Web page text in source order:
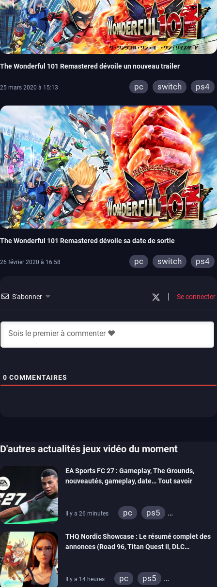
The Wonderful 101 Remastered dévoile un nouveau trailer
25 mars 2020 à 15:13 pc switch ps4
The Wonderful 101 Remastered dévoile sa date de sortie
26 février 2020 à 16:58 pc switch ps4
S'abonner Se connecter
0 COMMENTAIRES
D'autres actualités jeux vidéo du moment
EA Sports FC 27 : Gameplay, The Grounds,
nouveautés, gameplay, date… Tout savoir
Il y a 26 minutes pc
ps5
THQ Nordic Showcase : Le résumé complet des
annonces (Road 96, Titan Quest II, DLC
Il y a 14 heures pc
ps5